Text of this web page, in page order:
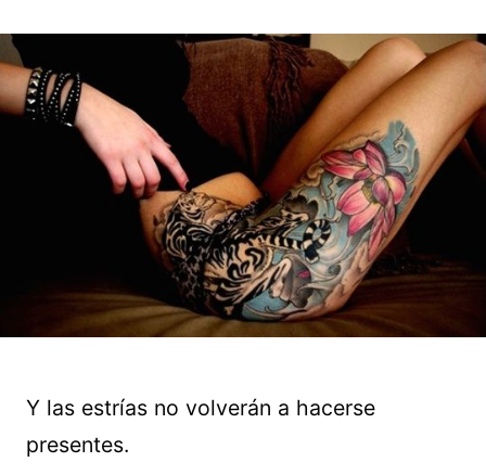
Y las estrías no volverán a hacerse
presentes.